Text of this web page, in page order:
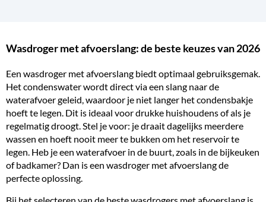
Wasdroger met afvoerslang: de beste keuzes van 2026
Een wasdroger met afvoerslang biedt optimaal gebruiksgemak.
Het condenswater wordt direct via een slang naar de
waterafvoer geleid, waardoor je niet langer het condensbakje
hoeft te legen. Dit is ideaal voor drukke huishoudens of als je
regelmatig droogt. Stel je voor: je draait dagelijks meerdere
wassen en hoeft nooit meer te bukken om het reservoir te
legen. Heb je een waterafvoer in de buurt, zoals in de bijkeuken
of badkamer? Dan is een wasdroger met afvoerslang de
perfecte oplossing.